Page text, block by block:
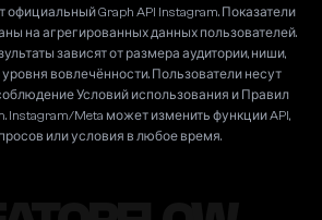
официальный Graph API Instagram. Показатели
на агрегированных данных пользователей.
зависят от размера аудитории, ниши,
уровня вовлечённости. Пользователи несут
Условий использования и Правил
Instagram/Meta может изменить функции API,
или условия в любое время.